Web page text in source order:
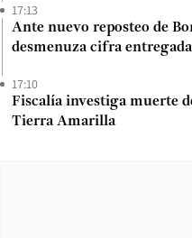
17:13
Ante nuevo reposteo de
desmenuza cifra
17:10
Fiscalía investiga muerte
Tierra Amarilla